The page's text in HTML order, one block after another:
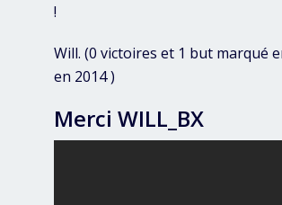
!
Will. (0 victoires et 1 but marqué
en 2014 )
Merci WILL_BX